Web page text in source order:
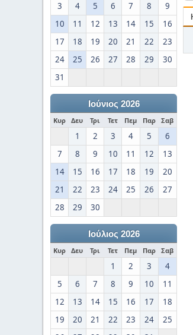
3
4 5 6 7 8
9
10
11 12 13 14 15
16
17
18 19 20 21 22
23
24
25 26 27 28 29
30
31
Ιούνιος 2026
Κυρ Δευ Τρι Τετ Πεμ Παρ Σαβ
1 2 3 4 5
6
7
8 9 10 11 12
13
14
15 16 17 18 19
20
21
22 23 24 25 26
27
28
29 30
Ιούλιος 2026
Κυρ Δευ Τρι Τετ Πεμ Παρ Σαβ
1 2 3
4
5
6 7 8 9 10
11
12
13 14 15 16 17
18
19
20 21 22 23 24
25